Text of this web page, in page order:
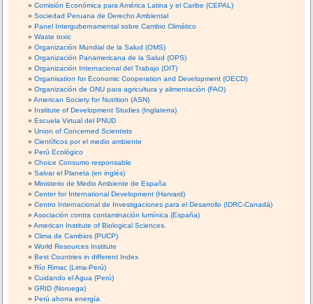
Comisión Económica para América Latina y el Caribe (CEPAL)
Sociedad Peruana de Derecho Ambiental
Panel Intergubernamental sobre Cambio Climático
Waste toxic
Organización Mundial de la Salud (OMS)
Organización Panamericana de la Salud (OPS)
Organización Internacional del Trabajo (OIT)
Organisation for Economic Cooperation and Development (OECD)
Organización de ONU para agricultura y alimentación (FAO)
American Society for Nutrition (ASN)
Institute of Development Studies (Inglaterra)
Escuela Virtual del PNUD
Union of Concerned Scientists
Científicos por el medio ambiente
Perú Ecológico
Choice Consumo responsable
Salvar el Planeta (en inglés)
Ministerio de Medio Ambiente de España
Center for International Development (Harvard)
Centro Internacional de Investigaciones para el Desarrollo (IDRC-Canadá)
Asociación contra contaminación lumínica (España)
American Institute of Biological Sciences.
Clima de Cambios (PUCP)
World Resources Institute
Best Countries in different Index
Río Rimac (Lima-Perú)
Cuidando el Agua (Perú)
GRID (Noruega)
Perú ahorra energía